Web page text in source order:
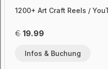
1200+ Art Craft Reels /
€ 19.99
Infos & Buchung